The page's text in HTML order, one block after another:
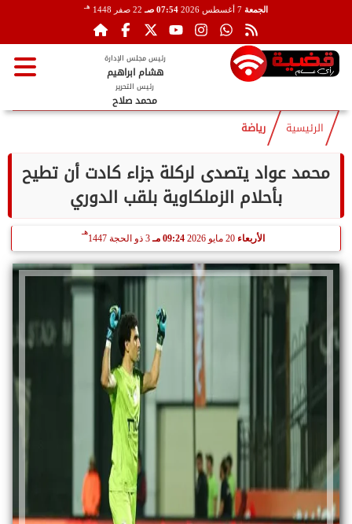
الجمعة 07:54 صـ 22 صفر 1448 هـ
رئيس مجلس الإدارة
هشام ابراهيم
رئيس التحرير
محمد صلاح
الرئيسية رياضة
محمد عواد يتصدى لركلة جزاء كادت أن تطيح
بأحلام الزملكاوية بلقب الدوري
الأربعاء 20 مايو 2026 09:24 مـ 3 ذو الحجة 1447
هـ